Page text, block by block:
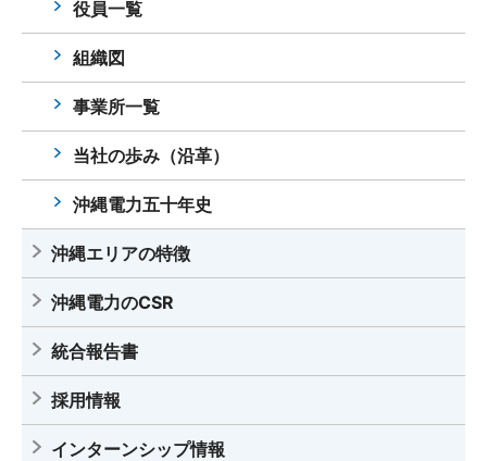
役員一覧
組織図
事業所一覧
当社の歩み（沿革）
沖縄電力五十年史
沖縄エリアの特徴
沖縄電力のCSR
統合報告書
採用情報
インターンシップ情報